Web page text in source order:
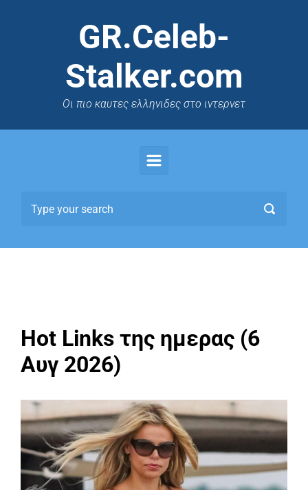
GR.Celeb-
Stalker.com
Oι πιο καυτες ελληνιδες στο ιντερνετ
Hot Links της ημερας (6
Αυγ 2026)